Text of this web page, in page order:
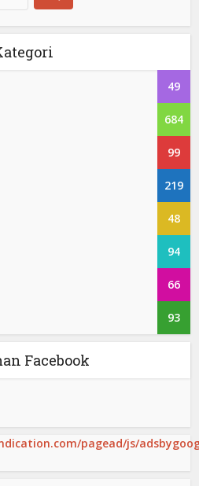
49
684
99
219
48
94
66
93
Facebook
pagead/js/